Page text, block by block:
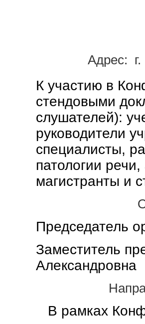
Адрес: г.
К участию в
стендовыми
слушателей):
руководители
специалисты,
патологии
магистранты и
Председатель
Заместитель
Александровна
В рамках